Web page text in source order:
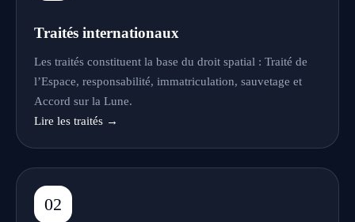
Traités internationaux
Les traités constituent la base du droit spatial : Traité de
l’Espace, responsabilité, immatriculation, sauvetage et
Accord sur la Lune.
Lire les traités →
02